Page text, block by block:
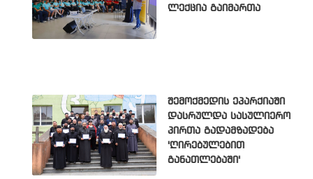
ლექცია გაიმართა
შემოქმედის ეპარქიაში
დასრულდა სასულიერო
პირთა გადამზადება
'ღირებულებით
განათლებაში'